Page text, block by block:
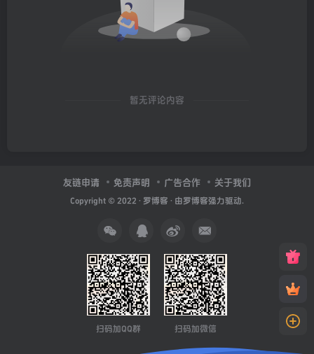
暂无评论内容
友链申请 免责声明 广告合作 关于我们
Copyright © 2022 · 罗博客 · 由罗博客强力驱动.
扫码加QQ群 扫码加微信